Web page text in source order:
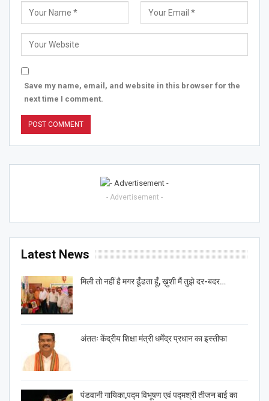
Save my name, email, and website in this browser for the
next time I comment.
- Advertisement -
Latest News
मिली तो नहीं है मगर ढूँढता हूँ, ख़ुशी मैं तुझे दर-बदर…
अंततः केंद्रीय शिक्षा मंत्री धर्मेंद्र प्रधान का इस्तीफा
पंडवानी गायिका,पद्म विभूषण एवं पद्मश्री तीजन बाई का